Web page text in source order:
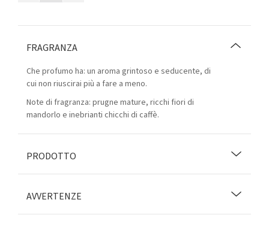
FRAGRANZA
Che profumo ha: un aroma grintoso e seducente, di
cui non riuscirai più a fare a meno.
Note di fragranza: prugne mature, ricchi fiori di
mandorlo e inebrianti chicchi di caffè.
PRODOTTO
AVVERTENZE